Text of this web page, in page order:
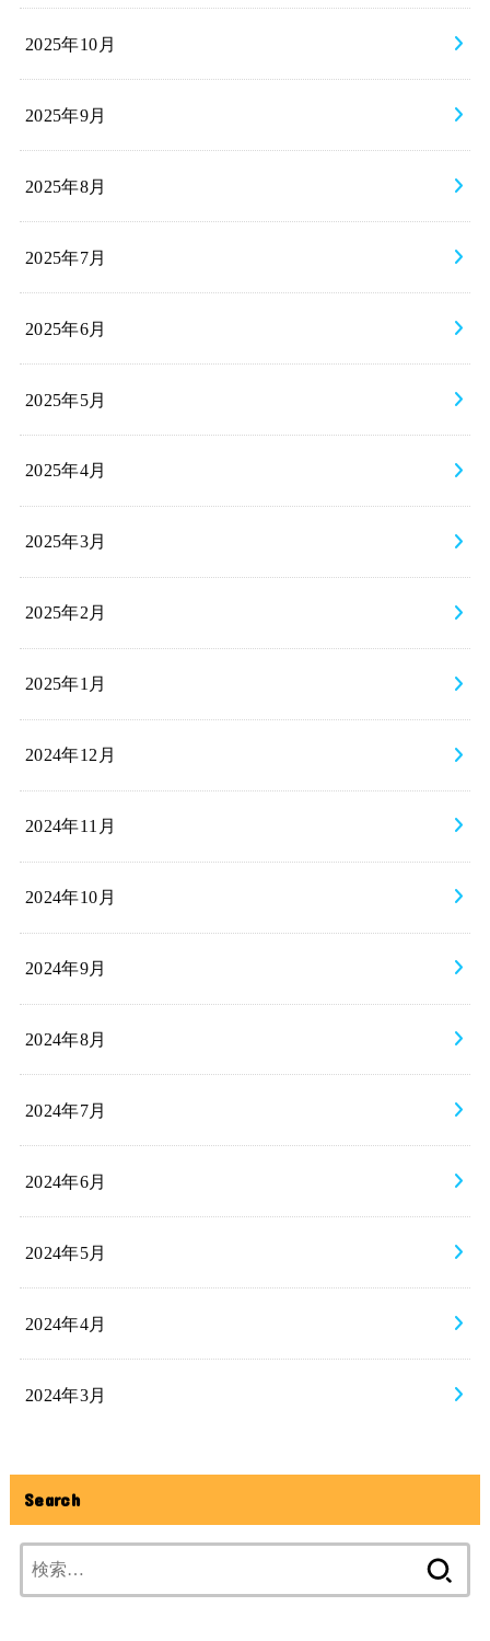
2025年10月
2025年9月
2025年8月
2025年7月
2025年6月
2025年5月
2025年4月
2025年3月
2025年2月
2025年1月
2024年12月
2024年11月
2024年10月
2024年9月
2024年8月
2024年7月
2024年6月
2024年5月
2024年4月
2024年3月
Search
索: